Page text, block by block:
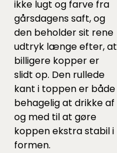
ikke lugt og farve fra
gårsdagens saft, og
den beholder sit rene
udtryk længe efter, at
billigere kopper er
slidt op. Den rullede
kant i toppen er både
behagelig at drikke af
og med til at gøre
koppen ekstra stabil i
formen.